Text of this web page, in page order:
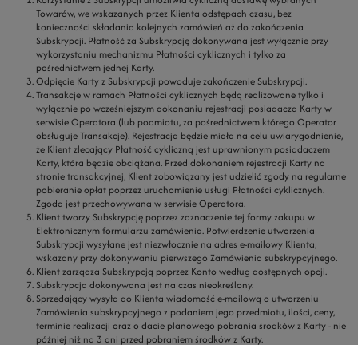
Towarów, we wskazanych przez Klienta odstępach czasu, bez
konieczności składania kolejnych zamówień aż do zakończenia
Subskrypcji. Płatność za Subskrypcję dokonywana jest wyłącznie przy
wykorzystaniu mechanizmu Płatności cyklicznych i tylko za
pośrednictwem jednej Karty.
Odpięcie Karty z Subskrypcji powoduje zakończenie Subskrypcji.
Transakcje w ramach Płatności cyklicznych będą realizowane tylko i
wyłącznie po wcześniejszym dokonaniu rejestracji posiadacza Karty w
serwisie Operatora (lub podmiotu, za pośrednictwem którego Operator
obsługuje Transakcje). Rejestracja będzie miała na celu uwiarygodnienie,
że Klient zlecający Płatność cykliczną jest uprawnionym posiadaczem
Karty, która będzie obciążana. Przed dokonaniem rejestracji Karty na
stronie transakcyjnej, Klient zobowiązany jest udzielić zgody na regularne
pobieranie opłat poprzez uruchomienie usługi Płatności cyklicznych.
Zgoda jest przechowywana w serwisie Operatora.
Klient tworzy Subskrypcję poprzez zaznaczenie tej formy zakupu w
Elektronicznym formularzu zamówienia. Potwierdzenie utworzenia
Subskrypcji wysyłane jest niezwłocznie na adres e-mailowy Klienta,
wskazany przy dokonywaniu pierwszego Zamówienia subskrypcyjnego.
Klient zarządza Subskrypcją poprzez Konto według dostępnych opcji.
Subskrypcja dokonywana jest na czas nieokreślony.
Sprzedający wysyła do Klienta wiadomość e-mailową o utworzeniu
Zamówienia subskrypcyjnego z podaniem jego przedmiotu, ilości, ceny,
terminie realizacji oraz o dacie planowego pobrania środków z Karty - nie
później niż na 3 dni przed pobraniem środków z Karty.